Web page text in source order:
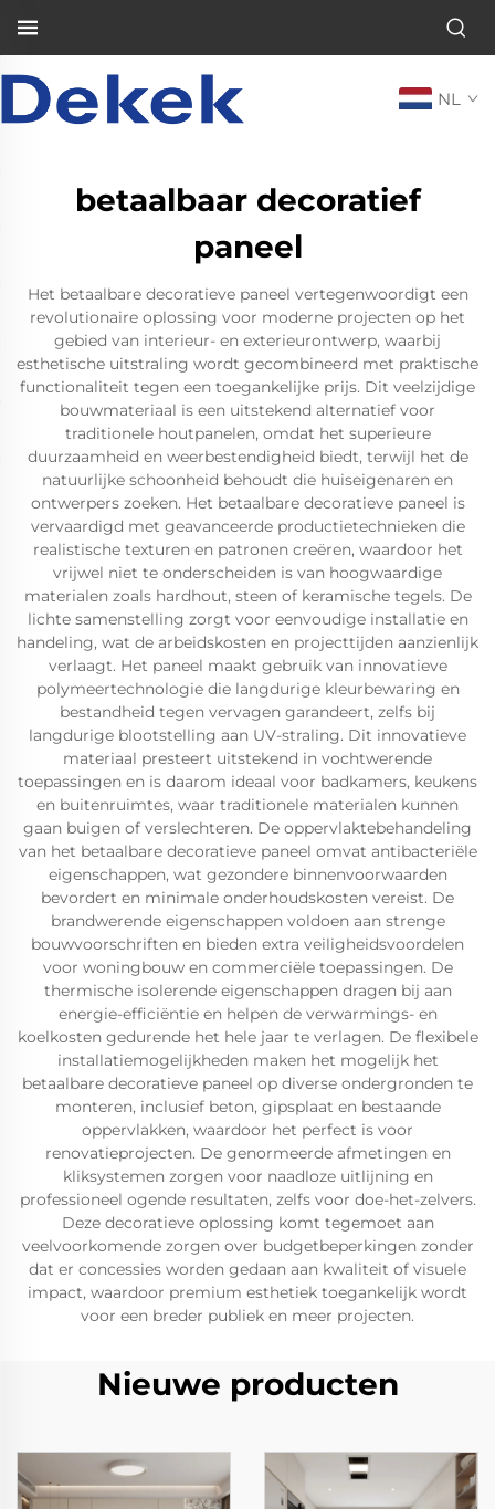
NL
betaalbaar decoratief
paneel
Het betaalbare decoratieve paneel vertegenwoordigt een
revolutionaire oplossing voor moderne projecten op het
gebied van interieur- en exterieurontwerp, waarbij
esthetische uitstraling wordt gecombineerd met praktische
functionaliteit tegen een toegankelijke prijs. Dit veelzijdige
bouwmateriaal is een uitstekend alternatief voor
traditionele houtpanelen, omdat het superieure
duurzaamheid en weerbestendigheid biedt, terwijl het de
natuurlijke schoonheid behoudt die huiseigenaren en
ontwerpers zoeken. Het betaalbare decoratieve paneel is
vervaardigd met geavanceerde productietechnieken die
realistische texturen en patronen creëren, waardoor het
vrijwel niet te onderscheiden is van hoogwaardige
materialen zoals hardhout, steen of keramische tegels. De
lichte samenstelling zorgt voor eenvoudige installatie en
handeling, wat de arbeidskosten en projecttijden aanzienlijk
verlaagt. Het paneel maakt gebruik van innovatieve
polymeertechnologie die langdurige kleurbewaring en
bestandheid tegen vervagen garandeert, zelfs bij
langdurige blootstelling aan UV-straling. Dit innovatieve
materiaal presteert uitstekend in vochtwerende
toepassingen en is daarom ideaal voor badkamers, keukens
en buitenruimtes, waar traditionele materialen kunnen
gaan buigen of verslechteren. De oppervlaktebehandeling
van het betaalbare decoratieve paneel omvat antibacteriële
eigenschappen, wat gezondere binnenvoorwaarden
bevordert en minimale onderhoudskosten vereist. De
brandwerende eigenschappen voldoen aan strenge
bouwvoorschriften en bieden extra veiligheidsvoordelen
voor woningbouw en commerciële toepassingen. De
thermische isolerende eigenschappen dragen bij aan
energie-efficiëntie en helpen de verwarmings- en
koelkosten gedurende het hele jaar te verlagen. De flexibele
installatiemogelijkheden maken het mogelijk het
betaalbare decoratieve paneel op diverse ondergronden te
monteren, inclusief beton, gipsplaat en bestaande
oppervlakken, waardoor het perfect is voor
renovatieprojecten. De genormeerde afmetingen en
kliksystemen zorgen voor naadloze uitlijning en
professioneel ogende resultaten, zelfs voor doe-het-zelvers.
Deze decoratieve oplossing komt tegemoet aan
veelvoorkomende zorgen over budgetbeperkingen zonder
dat er concessies worden gedaan aan kwaliteit of visuele
impact, waardoor premium esthetiek toegankelijk wordt
voor een breder publiek en meer projecten.
Nieuwe producten